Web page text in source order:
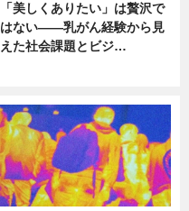
「美しくありたい」は贅沢で
はない――乳がん経験から見
えた社会課題とビジ…